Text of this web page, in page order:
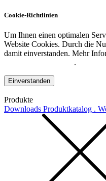
Cookie-Richtlinien
Um Ihnen einen optimalen
Website Cookies. Durch die
damit einverstanden. Mehr
.
Einverstanden
Produkte
Downloads Produktkatalog .